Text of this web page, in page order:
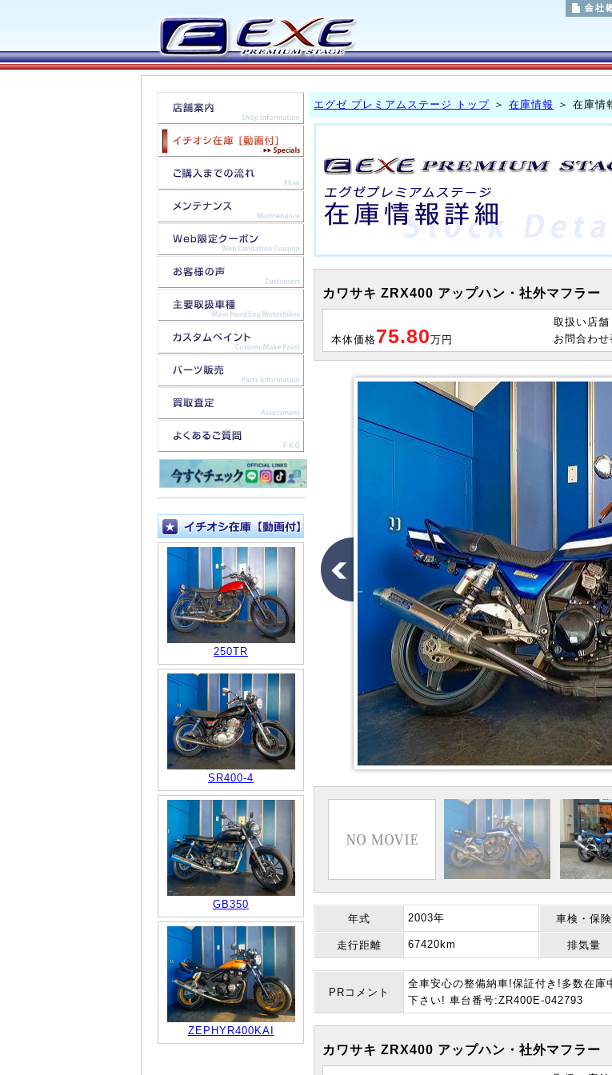
250TR
SR400-4
GB350
ZEPHYR400KAI
エグゼ プレミアムステージ トップ ＞ 在庫情報 ＞ 在庫情
カワサキ ZRX400 アップハン・社外マフラー
本体価格75.80万円
取扱い店舗
お問合わ
年式 2003年 車検・保険
走行距離 67420km 排気量
PRコメント
全車安心の整備納車!保証付き!多数在庫
下さい! 車台番号:ZR400E-042793
カワサキ ZRX400 アップハン・社外マフラー